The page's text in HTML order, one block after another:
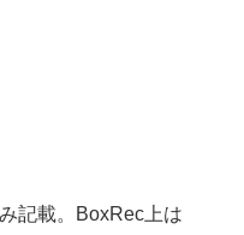
記載。BoxRec上は